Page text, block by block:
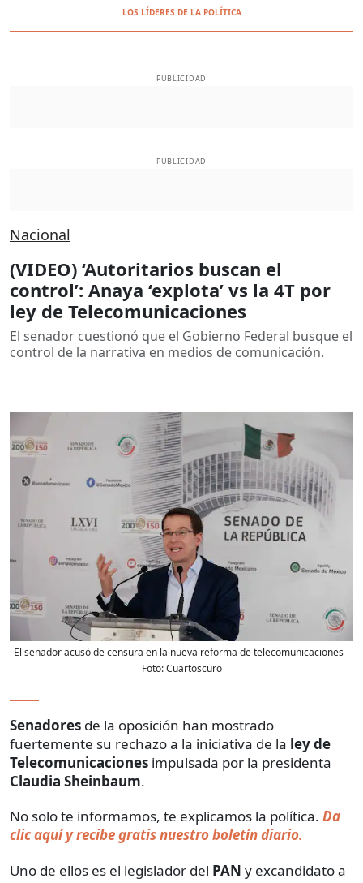
LOS LÍDERES DE LA POLÍTICA
PUBLICIDAD
PUBLICIDAD
Nacional
(VIDEO) ‘Autoritarios buscan el
control’: Anaya ‘explota’ vs la 4T por
ley de Telecomunicaciones
El senador cuestionó que el Gobierno Federal busque el
control de la narrativa en medios de comunicación.
El senador acusó de censura en la nueva reforma de telecomunicaciones -
Foto:Cuartoscuro
Senadores de la oposición han mostrado
fuertemente su rechazo a la iniciativa de la ley de
Telecomunicaciones impulsada por la presidenta
Claudia Sheinbaum.
No solo te informamos, te explicamos la política. Da
clic aquí y recibe gratis nuestro boletín diario.
Uno de ellos es el legislador del PAN y excandidato a